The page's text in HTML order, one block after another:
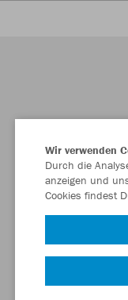
Wir verwenden
Durch die
anzeigen und
Cookies findest